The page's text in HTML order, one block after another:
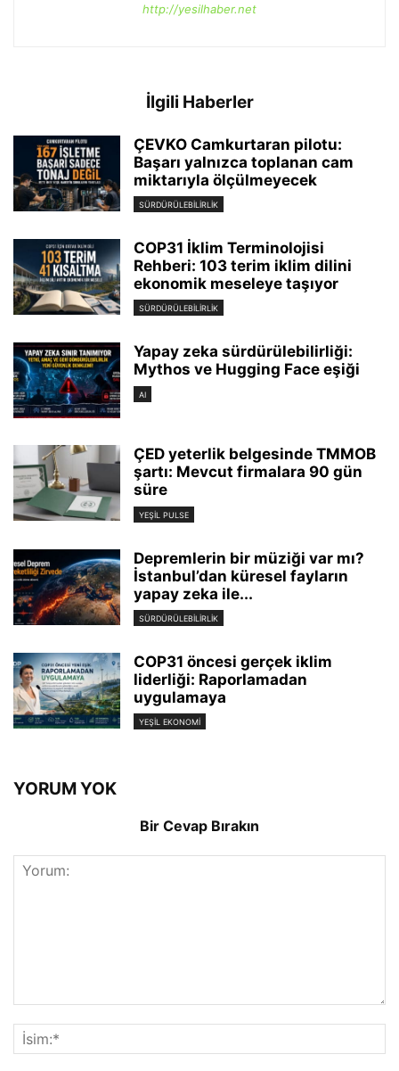
http://yesilhaber.net
İlgili Haberler
ÇEVKO Camkurtaran pilotu:
Başarı yalnızca toplanan cam
miktarıyla ölçülmeyecek
SÜRDÜRÜLEBILIRLIK
COP31 İklim Terminolojisi
Rehberi: 103 terim iklim dilini
ekonomik meseleye taşıyor
SÜRDÜRÜLEBILIRLIK
Yapay zeka sürdürülebilirliği:
Mythos ve Hugging Face eşiği
AI
ÇED yeterlik belgesinde TMMOB
şartı: Mevcut firmalara 90 gün
süre
YEŞIL PULSE
Depremlerin bir müziği var mı?
İstanbul’dan küresel fayların
yapay zeka ile...
SÜRDÜRÜLEBILIRLIK
COP31 öncesi gerçek iklim
liderliği: Raporlamadan
uygulamaya
YEŞIL EKONOMI
YORUM YOK
Bir Cevap Bırakın